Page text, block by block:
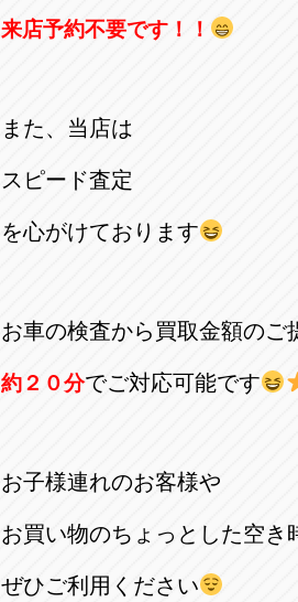
来店予約不要です！！
また、当店は
スピード査定
を心がけております
お車の検査から買取金額のご
約２０分でご対応可能です
お子様連れのお客様や
お買い物のちょっとした空き
ぜひご利用ください